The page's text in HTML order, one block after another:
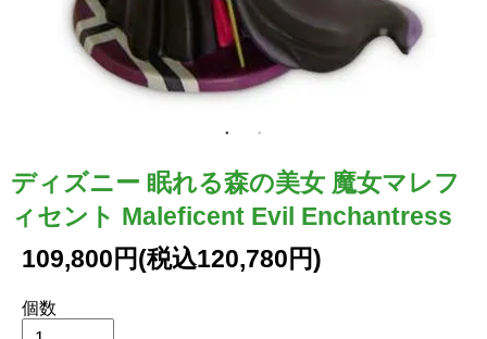
ディズニー 眠れる森の美女 魔女マレフ
ィセント Maleficent Evil Enchantress
109,800円(税込120,780円)
個数